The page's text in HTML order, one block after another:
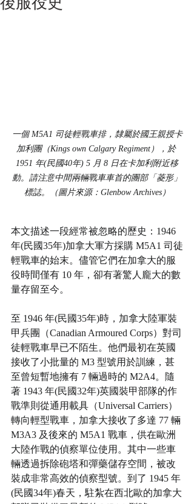
後服役史
一個 M5A1 司徒輕戰車排，隸屬於國王親授卡
加利團（Kings own Calgary Regiment），於
1951 年(民國40年) 5 月 8 日在卡加利附近移
動。請注意中間兩輛戰車車首的團部「菱形」
標誌。（圖片來源：Glenbow Archives）
本文描述一段經常被忽略的歷史：1946
年(民國35年)加拿大軍方採購 M5A1 司徒
輕戰車的始末。儘管它們在加拿大的服
役時間僅有 10 年，卻有著驚人龐大的數
量存留至今。
至 1946 年(民國35年)時，加拿大陸軍裝
甲兵團（Canadian Armoured Corps）對司
徒輕戰車早已不陌生。他們最初在英國
接收了小批量的 M3 型號用於訓練，甚
至曾短暫地擁​​有 7 輛過時的 M2A4。隨
著 1943 年(民國32年)英國裝甲部隊的作
戰準則從通用載具（Universal Carriers）
轉向輕型戰車，加拿大接收了多達 77 輛
M3A3 及後來的 M5A1 戰車，供在歐洲
大陸作戰的偵察單位使用。其中一些車
輛透過拆除砲塔和彈藥儲存空間，被改
裝成非常高效的偵察型號。到了 1945 年
(民國34年)春天，駐紮在西北歐的加拿大